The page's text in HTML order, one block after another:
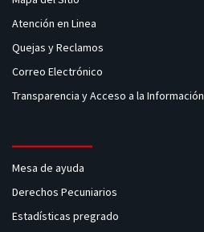
Atención en Linea
Quejas y Reclamos
Correo Electrónico
Transparencia y Acceso a la Información
Mesa de ayuda
Derechos Pecuniarios
Estadísticas pregrado